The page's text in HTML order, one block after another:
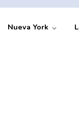
Nueva York